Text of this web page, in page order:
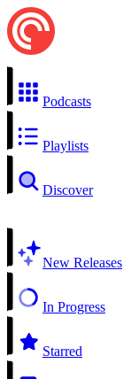
Podcasts
Playlists
Discover
New Releases
In Progress
Starred